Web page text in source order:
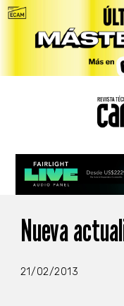
Nueva
21/02/2013